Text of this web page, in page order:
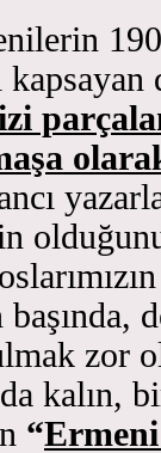
başında,
zor
kalın,
“